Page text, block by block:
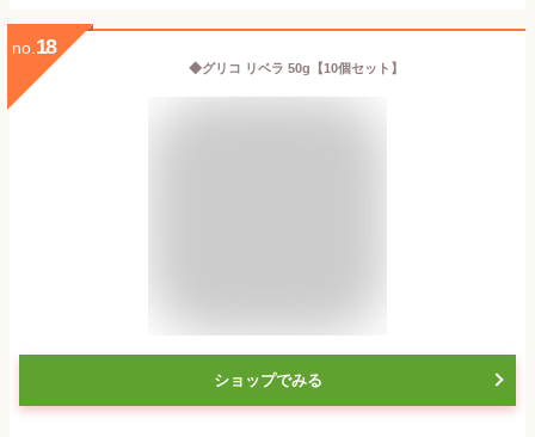
no. 18
◆グリコ リベラ 50g【10個セット】
ショップでみる